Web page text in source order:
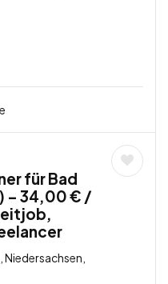
für Bad
– 34,00 € /
Niedersachsen,